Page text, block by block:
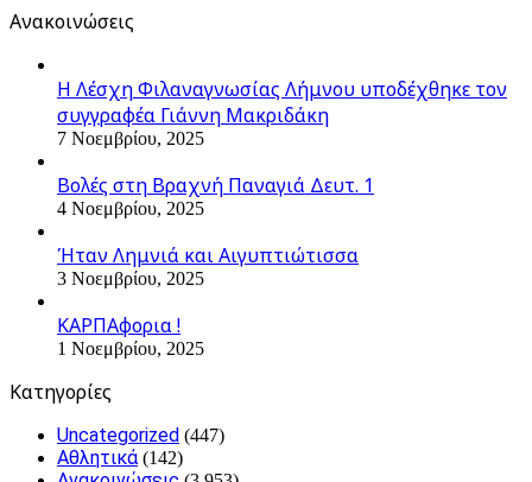
Ανακοινώσεις
Η Λέσχη Φιλαναγνωσίας Λήμνου υποδέχθηκε τον
συγγραφέα Γιάννη Μακριδάκη
7 Νοεμβρίου, 2025
Βολές στη Βραχνή Παναγιά Δευτ. 1
4 Νοεμβρίου, 2025
Ήταν Λημνιά και Αιγυπτιώτισσα
3 Νοεμβρίου, 2025
ΚΑΡΠΑφορια !
1 Νοεμβρίου, 2025
Kατηγορίες
Uncategorized (447)
Αθλητικά (142)